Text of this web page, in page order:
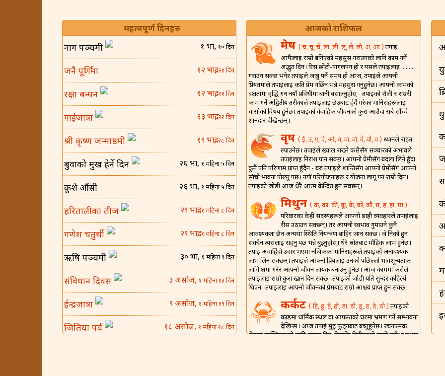
आजको राशिफल
मेष( च, चू, चे, ला, ली, लू, ले, लो, अ, आ )तपाईं
आफैंलाई राम्रो बनिएको महसुस गराउनको लागि काम गर्ने
अद्भुत दिन। रिस छोटो-पागलपन हो र यसले तपाईंलाई .........
गराउन सक्छ भनेर तपाईंले जान्नु पर्ने समय हो आज, तपाईंले आफ्नी
प्रियतमाले तपाईंलाई कति प्रेम गर्छिन भन्ने महसुस गर्नुहुनेछ। आफ्नो कामको
दक्षतामा वृद्धि गर्न नयाँ प्रविधीमा बानी बसाल्नुहोस् - तपाईंको शैली र राम्ररी
काम गर्ने अद्वितीय तरीकाले तपाईंलाई छेउबाट हेर्दै गरेका मानिसहरूलाई
चासोको विषय हुनेछ। तपाईंको वैवाहिक जीवनको कुरा आउँदा सबै साँच्चै
शानदार देखिन्छन्।
वृष( ई, उ, ए, ऐ, ओ, व, वा, वो, वे, वौ, वं ) ध्यानले राहत
ल्याउनेछ। तपाईंले ख्याल राख्ने कसैसँग सञ्चारको अभावले
तपाईंलाई निराश पार्न सक्छ। आफ्नो प्रेमीसँग बदला लिने हुँदा
कुनै पनि परिणाम प्राप्त हुँदैन - बरु तपाईंले शान्तिसँग आफ्नो प्रेमीसँग आफ्नो
साँचो भावना पोख्नु पर्छ। नयाँ परियोजनाहरू र योजना लागू गर्न राम्रो दिन।
तपाईंको जोडी आज धेरै आत्म केन्द्रित हुन सक्छन्।
मिथुन( क, का, की, कू, के, को, कौ, छ, ह, हा, छा )
परिवारका केही सदस्यहरूले आफ्नो डाही व्यवहारले तपाईंलाई
रीस उठाउन सक्छन्। तर आफ्नो स्वभाव गुमाउने कुनै
आवश्यकता छैन अन्यथा स्थिति नियन्त्रण बाहिर जान सक्छ। जे निको हुन
सक्दैन त्यसलाई सहनु पर्छ भन्ने बुझ्नुहोस्। धेरै स्रोतबाट मौद्रिक लाभ हुनेछ।
तपाईं अचाहिंदो उदार भएमा नजिकका मानिसहरूले तपाईंको अनावश्यक
लाभ लिन सक्छन्। तपाईंले आफ्नो प्रियलाई उनको पछिल्लो भावशून्यताका
लागि क्षमा गरेर आफ्नो जीवन लायक बनाउनु हुनेछ। आज काममा कसैले
तपाईंलाई राम्रो कुरा खान दिन सक्छ। तपाईंको जोडी यति सुन्दर कहिल्यै
थिएन। तपाईंलाई आफ्नो जीवनको प्रेमबाट राम्रो आश्चर्य प्राप्त हुन सक्छ।
कर्कट( हि, हू, हे, हो, डा, डी, डू, ड़, डे, डो )तपाईंको
कार्डमा धार्मिक स्थल वा आफन्तको घरमा भ्रमण गर्ने सम्भावना
देखिन्छ। आज तपाईं मुटु फुट्नबाट बच्नुहुनेछ। रचनात्मक
क्षेत्रका व्यक्तिहरूको लागि सफल दिन, किनकि तिनीहरूले लामो प्रतीक्षा पश्चात
महत्वपूर्ण दिनहरु
नाग पञ्चमी १ भाद्र, १० दिन
जनै पूर्णिमा १२ भाद्र,२१ दिन
रक्षा बन्धन १२ भाद्र,२१ दिन
गाईजात्रा १३ भाद्र,२२ दिन
श्री कृष्ण जन्माष्ठमी १९ भाद्र,२८ दिन
बुवाको मुख हेर्ने दिन २६ भाद्र, १ महिना ५ दिन
कुशे औंसी २६ भाद्र, १ महिना ५ दिन
हरितालीका तीज २९ भाद्र,१ महिना ८ दिन
गणेश चतुर्थी २९ भाद्र,१ महिना ८ दिन
ऋषि पञ्चमी ३० भाद्र, १ महिना ९ दिन
संविधान दिवस ३ असोज, १ महिना १३ दिन
ईन्द्रजात्रा ९ असोज, १ महिना १९ दिन
जितिया पर्व १८ असोज, १ महिना २८ दिन